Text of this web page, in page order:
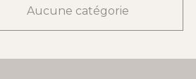
Aucune catégorie